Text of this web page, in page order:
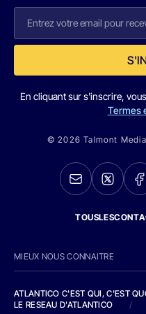
En cliquant sur s'inscrire,
Termes
© 2026 Talmont
MIEUX NOUS CONNAITRE
ATLANTICO C'EST QUI, C'EST
LE RESEAU D'ATLANTICO
/